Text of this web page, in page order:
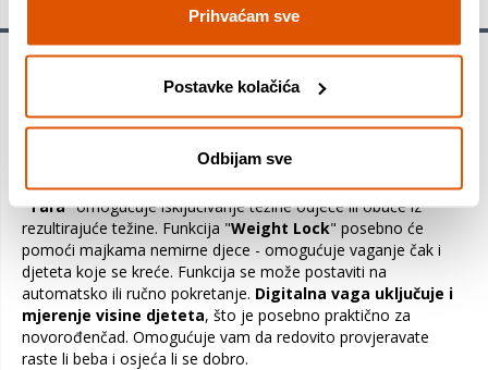
Prihvaćam sve
Postavke kolačića
Odbijam sve
Visokoprecizna elektronička vagaomogućuje vam pažljivo
praćenje razvoja vaše bebe od rođenja do prvih koraka.
bilježi već 0,02 kg, gornja granica je 20 kg.Vrijednost se
nijanse u težini vašeg djeteta. Kako bi vaganje bilo što
praktičnije, uređaj je opremljen praktičnim funkcijama. Funkcija
"Tara" omogućuje isključivanje težine odjeće ili obuće iz
rezultirajuće težine. Funkcija "Weight Lock" posebno će
pomoći majkama nemirne djece - omogućuje vaganje čak i
djeteta koje se kreće. Funkcija se može postaviti na
automatsko ili ručno pokretanje. Digitalna vaga uključuje i
mjerenje visine djeteta, što je posebno praktično za
novorođenčad. Omogućuje vam da redovito provjeravate
raste li beba i osjeća li se dobro.